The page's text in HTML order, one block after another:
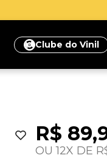
Clube do Vinil
R$ 89,
12